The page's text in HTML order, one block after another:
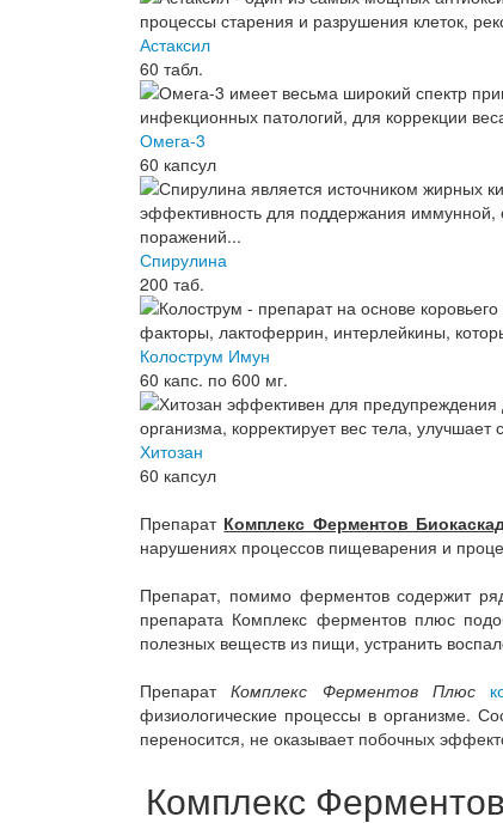
Астаксил
60 табл.
Омега-3
60 капсул
Спирулина
200 таб.
Колострум Имун
60 капс. по 600 мг.
Хитозан
60 капсул
Препарат Комплекс Ферментов
нарушениях процессов пищеварения и
Препарат, помимо ферментов содержит
препарата Комплекс ферментов плюс
полезных веществ из пищи, устранить
ПрепаратКомплекс Ферментов Плюс
физиологические процессы в организме.
переносится, не оказывает побочных
Комплекс